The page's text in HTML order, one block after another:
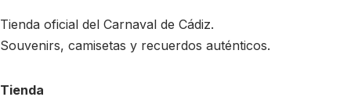
Tienda oficial del Carnaval de Cádiz.
Souvenirs, camisetas y recuerdos auténticos.
Tienda